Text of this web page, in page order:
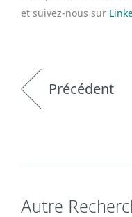
et suivez-nous sur
Précédent
Autre